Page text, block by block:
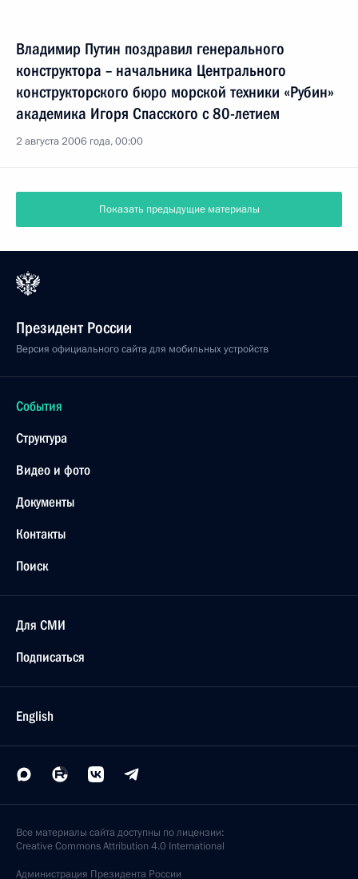
Владимир Путин поздравил генерального
конструктора – начальника Центрального
конструкторского бюро морской техники «Рубин»
академика Игоря Спасского с 80-летием
2 августа 2006 года, 00:00
Показать предыдущие материалы
Президент России
Версия официального сайта для мобильных устройств
События
Структура
Видео и фото
Документы
Контакты
Поиск
Для СМИ
Подписаться
English
Все материалы сайта доступны по лицензии:
Creative Commons Attribution 4.0 International
Администрация Президента России